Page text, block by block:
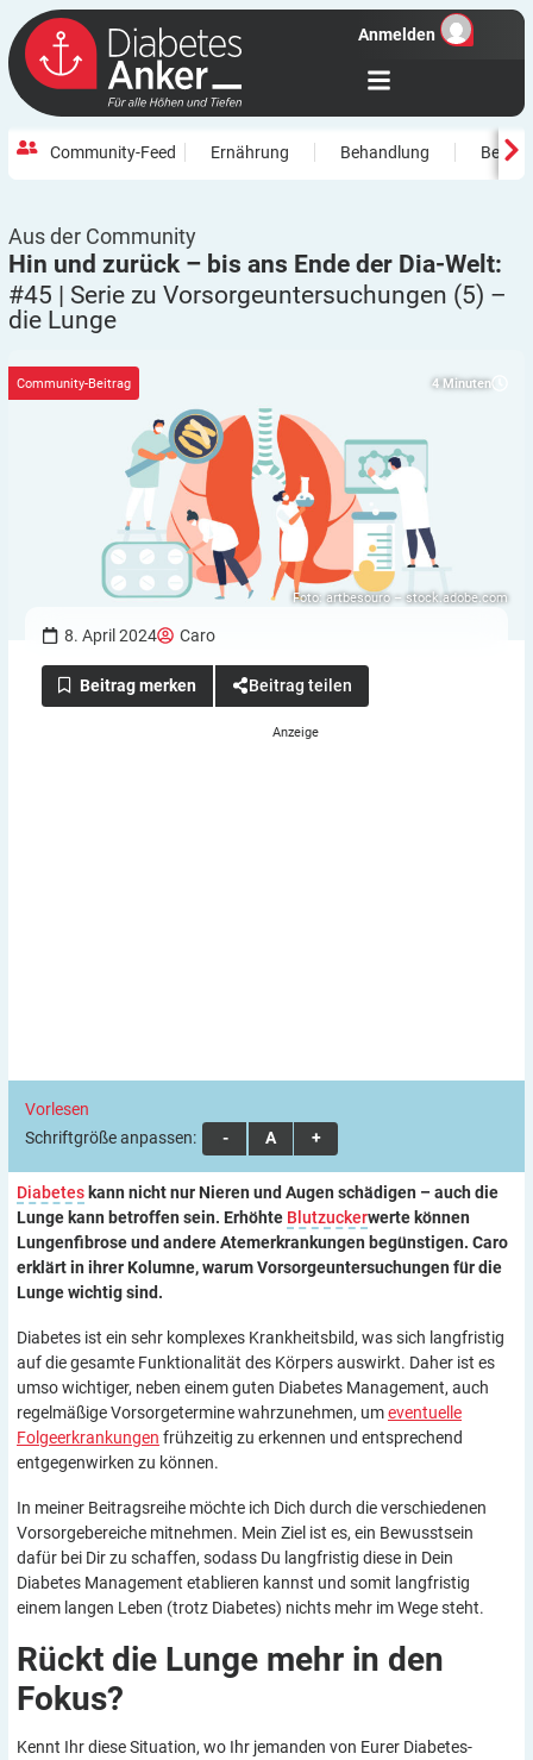
Anmelden
Community-Feed Ernährung Behandlung
Aus der Community
Hin und zurück – bis ans Ende der Dia-Welt:
#45 | Serie zu Vorsorgeuntersuchungen (5) –
die Lunge
4 Minuten
Foto: artbesouro – stock.adobe.com
Community-Beitrag
8. April 2024 Caro
Beitrag teilen
Vorlesen
Schriftgröße anpassen:
A A A
Diabetes kann nicht nur Nieren und Augen schädigen – auch die
Lunge kann betroffen sein. Erhöhte Blutzuckerwerte können
Lungenfibrose und andere Atemerkrankungen begünstigen. Caro
erklärt in ihrer Kolumne, warum Vorsorgeuntersuchungen für die
Lunge wichtig sind.
Diabetes ist ein sehr komplexes Krankheitsbild, was sich langfristig
auf die gesamte Funktionalität des Körpers auswirkt. Daher ist es
umso wichtiger, neben einem guten Diabetes Management, auch
regelmäßige Vorsorgetermine wahrzunehmen, umeventuelle
Folgeerkrankungen frühzeitig zu erkennen und entsprechend
entgegenwirken zu können.
In meiner Beitragsreihe möchte ich Dich durch die verschiedenen
Vorsorgebereiche mitnehmen. Mein Ziel ist es, ein Bewusstsein
dafür bei Dir zu schaffen, sodass Du langfristig diese in Dein
Diabetes Management etablieren kannst und somit langfristig
einem langen Leben (trotz Diabetes) nichts mehr im Wege steht.
Rückt die Lunge mehr in den
Fokus?
Kennt Ihr diese Situation, wo Ihr jemanden von Eurer Diabetes-